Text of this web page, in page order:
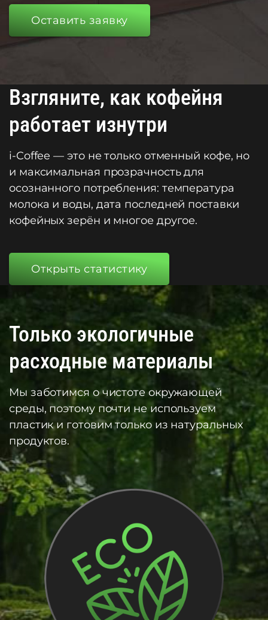
Оставить заявку
Взгляните, как кофейня
работает изнутри
i-Coffee — это не только отменный кофе, но
и максимальная прозрачность для
осознанного потребления: температура
молока и воды, дата последней поставки
кофейных зерён и многое другое.
Открыть статистику
Только экологичные
расходные материалы
Мы заботимся о чистоте окружающей
среды, поэтому почти не используем
пластик и готовим только из натуральных
продуктов.